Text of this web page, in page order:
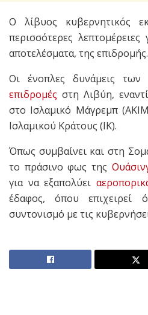
Ο λίβυος κυβερνητικός
περισσότερες
αποτελέσματα, της επιδρομής.
Οι ένοπλες δυνάμεις
επιδρομές στη Λιβύη,
στο Ισλαμικό Μάγρεμπ
Ισλαμικού Κράτους (ΙΚ).
Όπως συμβαίνει και στη
το πράσινο φως της
για να εξαπολύει
έδαφος, όπου επιχειρεί
συντονισμό με τις